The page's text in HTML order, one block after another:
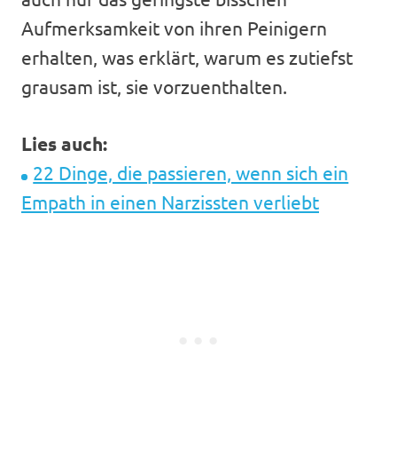
Aufmerksamkeit von ihren Peinigern
erhalten, was erklärt, warum es zutiefst
grausam ist, sie vorzuenthalten.
Lies auch:
22 Dinge, die passieren, wenn sich ein
Empath in einen Narzissten verliebt